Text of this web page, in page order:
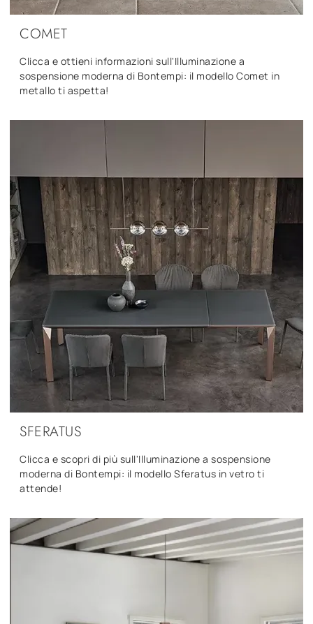
COMET
Clicca e ottieni informazioni sull'Illuminazione a
sospensione moderna di Bontempi: il modello Comet in
metallo ti aspetta!
SFERATUS
Clicca e scopri di più sull'Illuminazione a sospensione
moderna di Bontempi: il modello Sferatus in vetro ti
attende!